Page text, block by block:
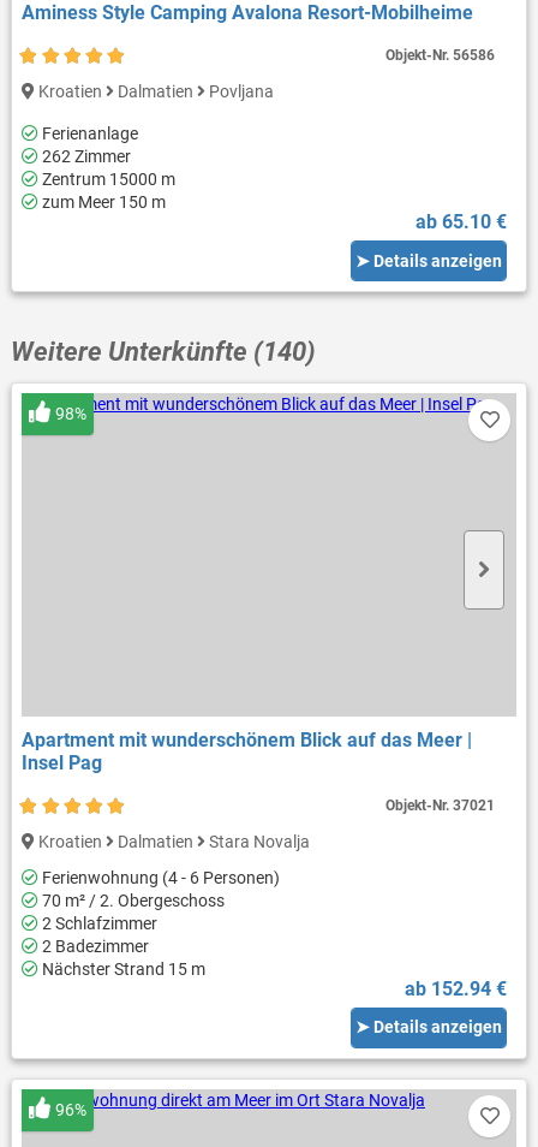
Aminess Style Camping Avalona Resort-Mobilheime
Kroatien Dalmatien Povljana
Ferienanlage
262 Zimmer
Zentrum 15000 m
zum Meer 150 m
ab 65.10 €
➤ Details anzeigen
Objekt-Nr.56586
Weitere Unterkünfte (140)
Apartment mit wunderschönem Blick auf das Meer |
Insel Pag
98%
Kroatien Dalmatien
Stara Novalja
Ferienwohnung (4 - 6 Personen)
70 m² / 2. Obergeschoss
2 Schlafzimmer
2 Badezimmer
Nächster Strand 15 m
ab 152.94 €
➤ Details anzeigen
Objekt-Nr.37021
96%